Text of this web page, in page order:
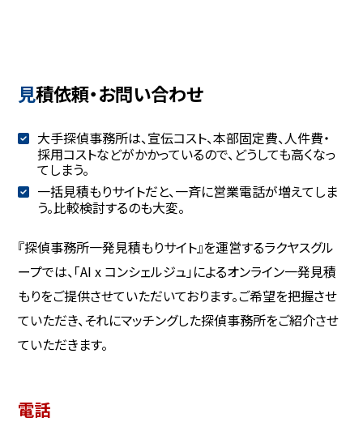
見積依頼・お問い合わせ
大手探偵事務所は、宣伝コスト、本部固定費、人件費・
採用コストなどがかかっているので、どうしても高くなっ
てしまう。
一括見積もりサイトだと、一斉に営業電話が増えてしま
う。比較検討するのも大変。
『探偵事務所一発見積もりサイト』を運営するラクヤスグル
ープでは、「AI x コンシェルジュ」によるオンライン一発見積
もりをご提供させていただいております。ご希望を把握させ
ていただき、それにマッチングした探偵事務所をご紹介させ
ていただきます。
電話